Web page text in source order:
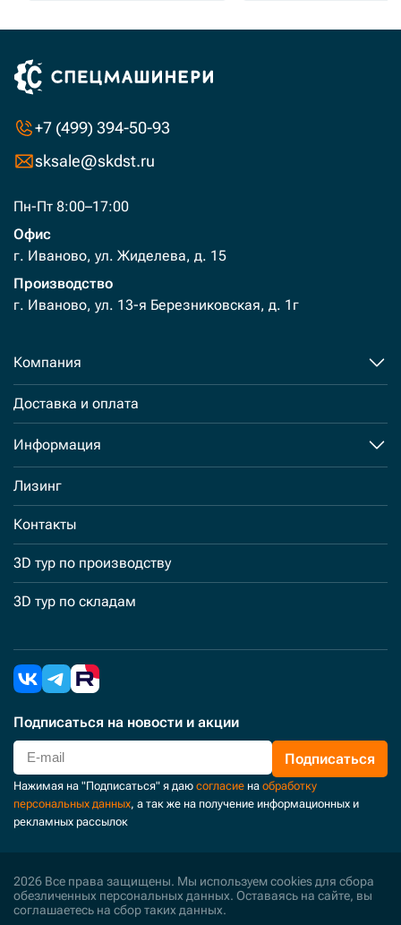
+7 (499) 394-50-93
sksale@skdst.ru
Пн-Пт 8:00–17:00
Офис
г. Иваново, ул. Жиделева, д. 15
Производство
г. Иваново, ул. 13-я Березниковская, д. 1г
Компания
Доставка и оплата
Информация
Лизинг
Контакты
3D тур по производству
3D тур по складам
Подписаться на новости и акции
Подписаться
Нажимая на "Подписаться" я даю согласие на обработку
персональных данных, а так же на получение информационных и
рекламных рассылок
2026 Все права защищены. Мы используем cookies для сбора
обезличенных персональных данных. Оставаясь на сайте, вы
соглашаетесь на сбор таких данных.